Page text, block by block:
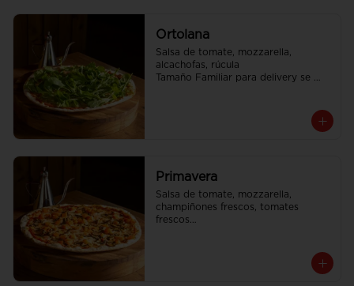
Ortolana
Salsa de tomate, mozzarella,
alcachofas, rúcula
Tamaño Familiar para delivery se
Primavera
Salsa de tomate, mozzarella,
champiñones frescos, tomates
frescos